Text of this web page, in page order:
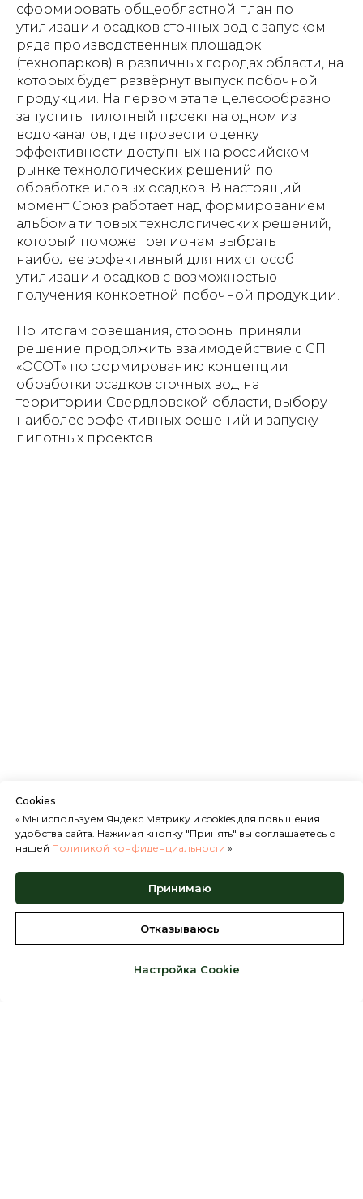
Cookies
« Мы используем Яндекс Метрику и cookies для повышения
удобства сайта. Нажимая кнопку "Принять" вы соглашаетесь с
нашей Политикой конфиденциальности »
Принимаю
Отказываюсь
Настройка Cookie
сформировать общеобластной план по
утилизации осадков сточных вод с запуском
ряда производственных площадок
(технопарков) в различных городах области, на
которых будет развёрнут выпуск побочной
продукции. На первом этапе целесообразно
запустить пилотный проект на одном из
водоканалов, где провести оценку
эффективности доступных на российском
рынке технологических решений по
обработке иловых осадков. В настоящий
момент Союз работает над формированием
альбома типовых технологических решений,
который поможет регионам выбрать
наиболее эффективный для них способ
утилизации осадков с возможностью
получения конкретной побочной продукции.
По итогам совещания, стороны приняли
решение продолжить взаимодействие с СП
«ОСОТ» по формированию концепции
обработки осадков сточных вод на
территории Свердловской области, выбору
наиболее эффективных решений и запуску
пилотных проектов